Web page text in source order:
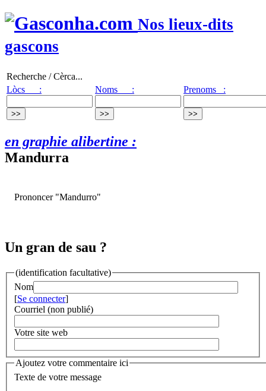
Nos lieux-dits
gascons
Recherche / Cèrca...
Lòcs :
Noms : Prenoms :
en graphie alibertine :
Mandurra
Prononcer "Mandurro"
Un gran de sau ?
(identification facultative)
Nom
[Se connecter]
Courriel (non publié)
Votre site web
Ajoutez votre commentaire ici
Texte de votre message